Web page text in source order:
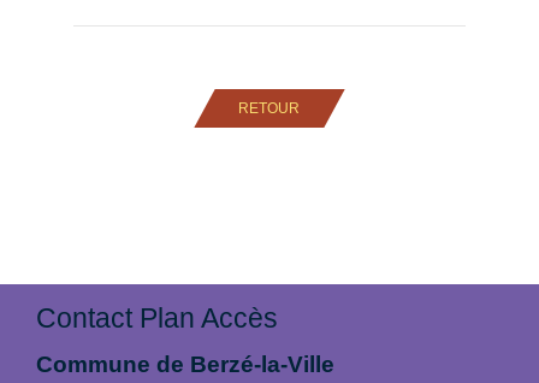
RETOUR
Contact Plan Accès
Commune de Berzé-la-Ville